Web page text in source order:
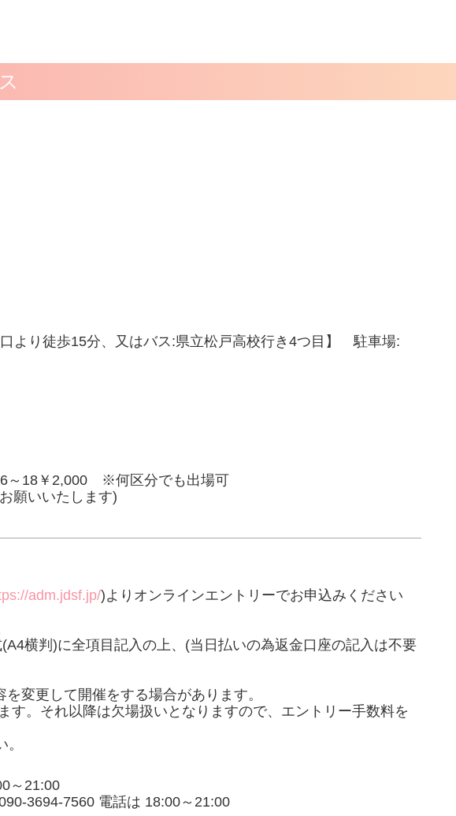
より徒歩15分、又はバス:県立松戸高校行き4つ目】 駐車場:
～18￥2,000 ※何区分でも出場可
願いいたします)
adm.jdsf.jp/)よりオンラインエントリーでお申込みください
横判)に全項目記入の上、(当日払いの為返金口座の記入は不要
変更して開催をする場合があります。
。それ以降は欠場扱いとなりますので、エントリー手数料を
～21:00
3694-7560 電話は 18:00～21:00